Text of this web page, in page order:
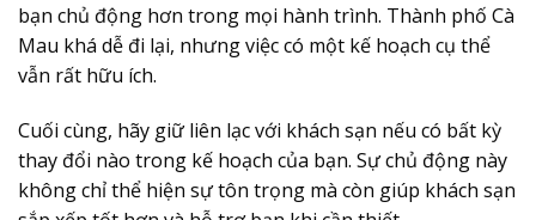
bạn chủ động hơn trong mọi hành trình. Thành phố Cà
Mau khá dễ đi lại, nhưng việc có một kế hoạch cụ thể
vẫn rất hữu ích.
Cuối cùng, hãy giữ liên lạc với khách sạn nếu có bất kỳ
thay đổi nào trong kế hoạch của bạn. Sự chủ động này
không chỉ thể hiện sự tôn trọng mà còn giúp khách sạn